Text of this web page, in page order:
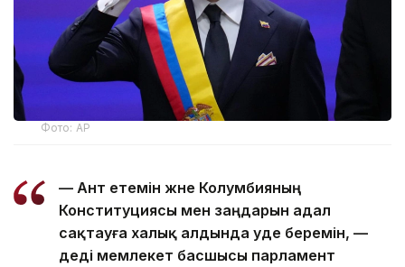
Фото: AP
— Ант етемін және Колумбияның
Конституциясы мен заңдарын адал
сақтауға халық алдында уәде беремін, —
деді мемлекет басшысы парламент